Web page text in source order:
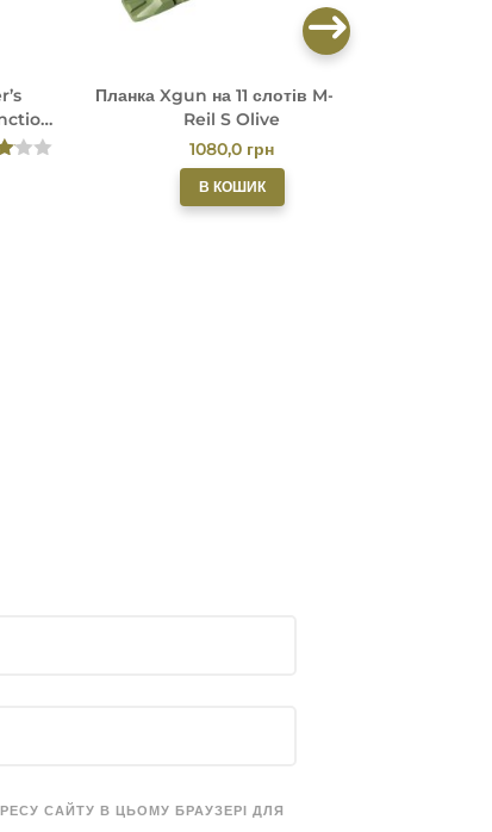
Планка Xgun на 11 слотів M-LOK
Reil S Olive
1080,0 грн
В КОШИК
САЙТУ В ЦЬОМУ БРАУЗЕРІ ДЛЯ